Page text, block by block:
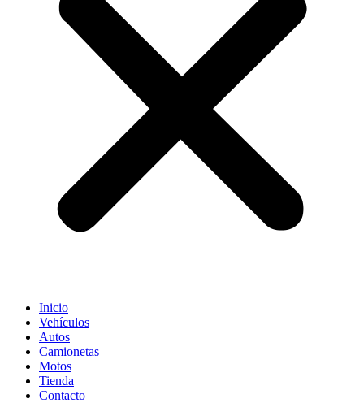
Inicio
Vehículos
Autos
Camionetas
Motos
Tienda
Contacto